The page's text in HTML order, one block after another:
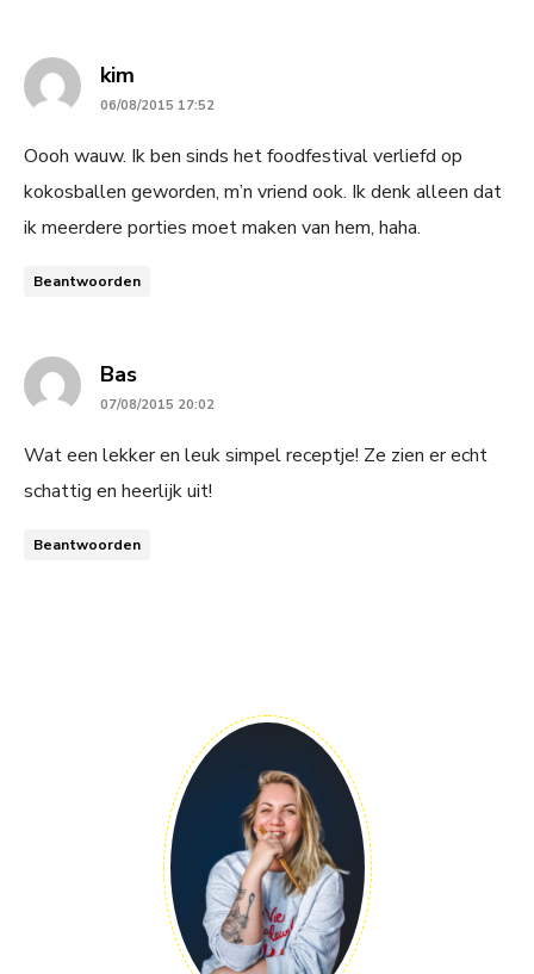
kim
06/08/2015 17:52
Oooh wauw. Ik ben sinds het foodfestival verliefd op
kokosballen geworden, m’n vriend ook. Ik denk alleen dat
ik meerdere porties moet maken van hem, haha.
Beantwoorden
Bassays:
07/08/2015 20:02
Wat een lekker en leuk simpel receptje! Ze zien er echt
schattig en heerlijk uit!
Beantwoorden